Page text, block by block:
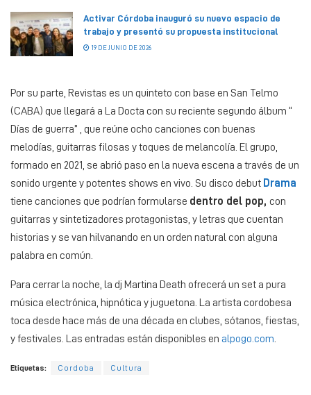
Activar Córdoba inauguró su nuevo espacio de
trabajo y presentó su propuesta institucional
19 DE JUNIO DE 2026
Por su parte, Revistas es un quinteto con base en San Telmo
(CABA) que llegará a La Docta con su reciente segundo álbum “
Días de guerra” , que reúne ocho canciones con buenas
melodías, guitarras filosas y toques de melancolía. El grupo,
formado en 2021, se abrió paso en la nueva escena a través de un
sonido urgente y potentes shows en vivo. Su disco debut Drama
tiene canciones que podrían formularse dentro del pop, con
guitarras y sintetizadores protagonistas, y letras que cuentan
historias y se van hilvanando en un orden natural con alguna
palabra en común.
Para cerrar la noche, la dj Martina Death ofrecerá un set a pura
música electrónica, hipnótica y juguetona. La artista cordobesa
toca desde hace más de una década en clubes, sótanos, fiestas,
y festivales. Las entradas están disponibles en alpogo.com
Etiquetas: Cordoba Cultura